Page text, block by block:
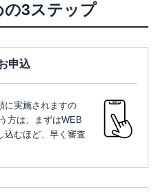
の3ステップ
申込
に実施されますの
方は、まずはWEB
込むほど、早く審査